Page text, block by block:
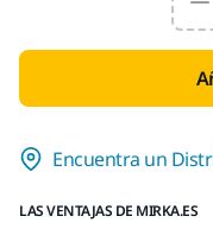
Encuentra un
LAS VENTAJAS DE MIRKA.ES